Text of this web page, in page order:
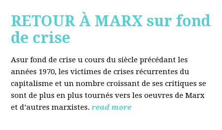
RETOUR À MARX sur fond
de crise
Asur fond de crise u cours du siècle précédant les
années 1970, les victimes de crises récurrentes du
capitalisme et un nombre croissant de ses critiques se
sont de plus en plus tournés vers les oeuvres de Marx
et d’autres marxistes. read more